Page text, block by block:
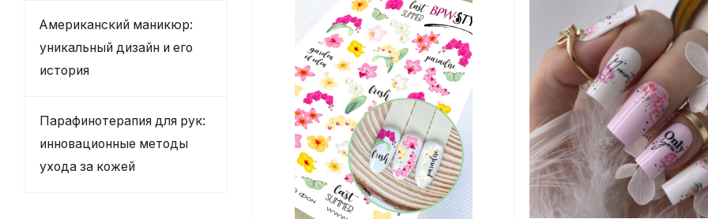
Американский маникюр:
уникальный дизайн и его
история
Парафинотерапия для рук:
инновационные методы
ухода за кожей